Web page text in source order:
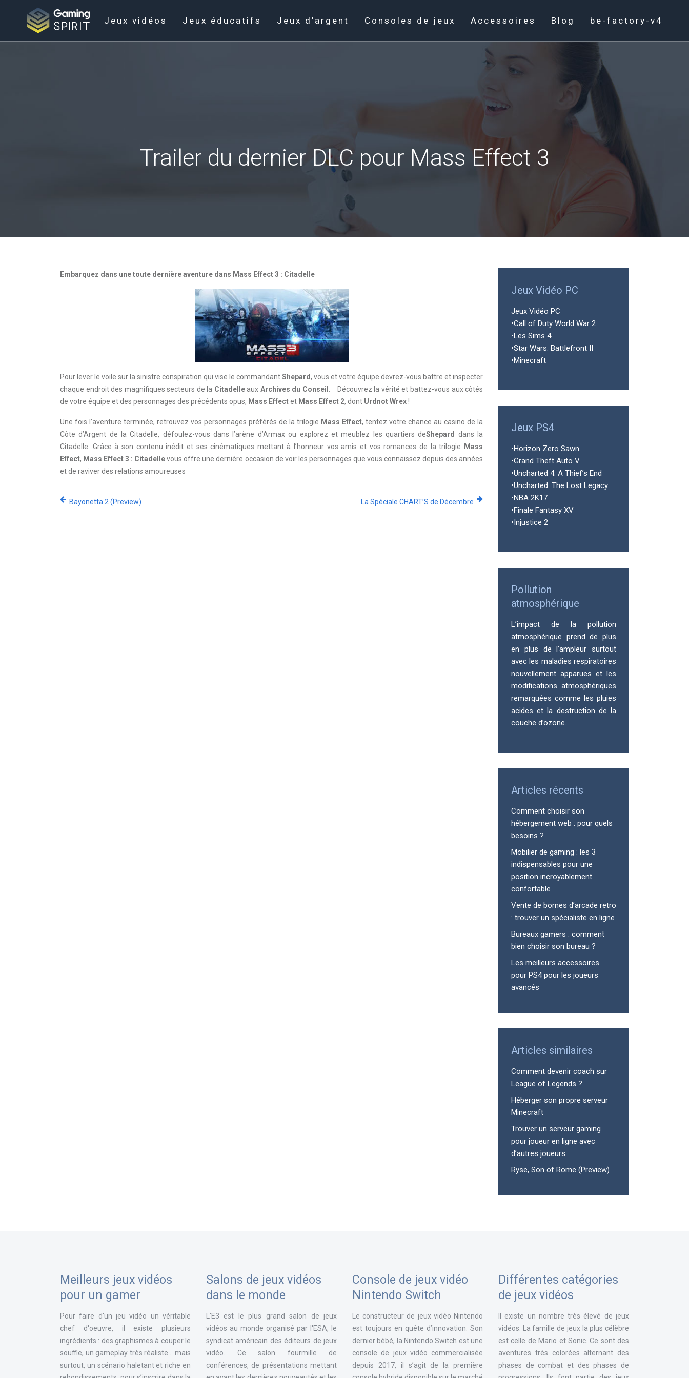
Jeux vidéos Jeux éducatifs Jeux d’argent Consoles de jeux Accessoires Blog be-factory-v4
Trailer du dernier DLC pour Mass Effect 3
Embarquez dans une toute dernière aventure dans Mass Effect 3 : Citadelle
Pour lever le voile sur la sinistre conspiration qui vise le commandantShepard, vous et votre équipe devrez-vous battre et inspecter
chaque endroit des magnifiques secteurs de la Citadelleaux Archives du Conseil
. Découvrez la vérité et battez-vous aux côtés
de votre équipe et des personnages des précédents opus, Mass Effectet Mass Effect 2, dont Urdnot Wrex!
Une fois l’aventure terminée, retrouvez vos personnages préférés de la trilogie Mass Effect, tentez votre chance au casino de la
Côte d’Argent de la Citadelle, défoulez-vous dans l’arène d’Armax ou explorez et meublez les quartiers deShepard
dans la
Citadelle. Grâce à son contenu inédit et ses cinématiques mettant à l’honneur vos amis et vos romances de la trilogie
Mass
Effect, Mass Effect 3 : Citadellevous offre une dernière occasion de voir les personnages que vous connaissez depuis des années
et de raviver des relations amoureuses
Bayonetta 2 (Preview) La Spéciale CHART’S de Décembre
Jeux Vidéo PC
Jeux Vidéo PC
•Call of Duty World War 2
•Les Sims 4
•Star Wars: Battlefront II
•Minecraft
Jeux PS4
•Horizon Zero Sawn
•Grand Theft Auto V
•Uncharted 4: A Thief’s End
•Uncharted: The Lost Legacy
•NBA 2K17
•Finale Fantasy XV
•Injustice 2
Pollution
atmosphérique
L’impact de la pollution
atmosphérique prend de plus
en plus de l’ampleur surtout
avec les maladies respiratoires
nouvellement apparues et les
modifications atmosphériques
remarquées comme les pluies
acides et la destruction de la
couche d’ozone.
Articles récents
Comment choisir son
hébergement web : pour quels
besoins ?
Mobilier de gaming : les 3
indispensables pour une
position incroyablement
confortable
Vente de bornes d’arcade retro
: trouver un spécialiste en ligne
Bureaux gamers : comment
bien choisir son bureau ?
Les meilleurs accessoires
pour PS4 pour les joueurs
avancés
Articles similaires
Comment devenir coach sur
League of Legends ?
Héberger son propre serveur
Minecraft
Trouver un serveur gaming
pour joueur en ligne avec
d’autres joueurs
Ryse, Son of Rome (Preview)
Meilleurs jeux vidéos
pour un gamer
Pour faire d'un jeu vidéo un véritable
chef d'oeuvre, il existe plusieurs
ingrédients : des graphismes à couper le
souffle, un gameplay très réaliste... mais
surtout, un scénario haletant et riche en
Salons de jeux vidéos
dans le monde
L'E3 est le plus grand salon de jeux
vidéos au monde organisé par l'ESA, le
syndicat américain des éditeurs de jeux
vidéo. Ce salon fourmille de
conférences, de présentations mettant
Console de jeux vidéo
Nintendo Switch
Le constructeur de jeux vidéo Nintendo
est toujours en quête d’innovation. Son
dernier bébé, la Nintendo Switch est une
console de jeux vidéo commercialisée
depuis 2017, il s’agit de la première
Différentes catégories
de jeux vidéos
Il existe un nombre très élevé de jeux
vidéos. La famille de jeux la plus célèbre
est celle de Mario et Sonic. Ce sont des
aventures très colorées alternant des
phases de combat et des phases de